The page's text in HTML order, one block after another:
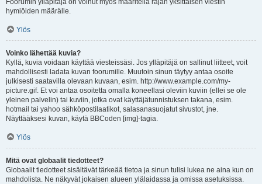
Foorumin ylläpitäjä on voinut myös määritellä rajan yksittäisen viestin
hymiöiden määrälle.
Ylös
Voinko lähettää kuvia?
Kyllä, kuvia voidaan käyttää viesteissäsi. Jos ylläpitäjä on sallinut liitteet, voit
mahdollisesti ladata kuvan foorumille. Muutoin sinun täytyy antaa osoite
julkisesti saatavilla olevaan kuvaan, esim. http://www.example.com/my-
picture.gif. Et voi antaa osoitetta omalla koneellasi oleviin kuviin (ellei se ole
yleinen palvelin) tai kuviin, jotka ovat käyttäjätunnistuksen takana, esim.
hotmail tai yahoo sähköpostilaatikot, salasanasuojatut sivustot, jne.
Näyttääksesi kuvan, käytä BBCoden [img]-tagia.
Ylös
Mitä ovat globaalit tiedotteet?
Globaalit tiedotteet sisältävät tärkeää tietoa ja sinun tulisi lukea ne aina kun on
mahdolista. Ne näkyvät jokaisen alueen ylälaidassa ja omissa asetuksissa.